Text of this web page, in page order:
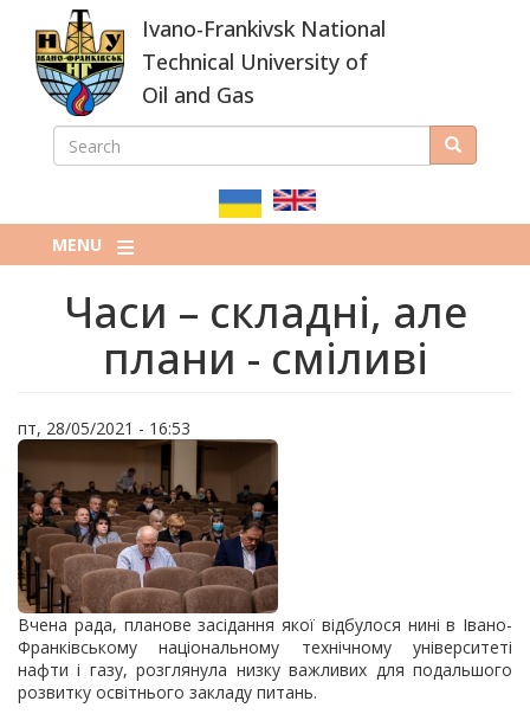
main
content
Ivano-Frankivsk National
Technical University of
Oil and Gas
ПОШУКОВА
SEARCH Search
MENU
Часи – складні, але
плани - сміливі
пт, 28/05/2021 - 16:53
Вчена рада, планове засідання якої відбулося нині в Івано-
Франківському національному технічному університеті
нафти і газу, розглянула низку важливих для подальшого
розвитку освітнього закладу питань.